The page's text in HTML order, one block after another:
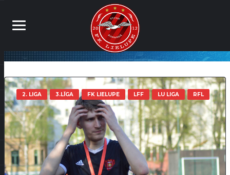
2. LIGA 3.LĪGA FK LIELUPE LFF LU LIGA RFL